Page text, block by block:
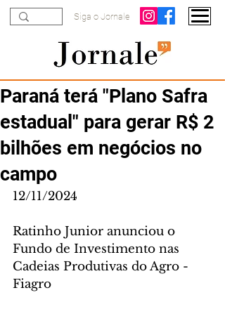
Siga o Jornale
Paraná terá "Plano Safra
estadual" para gerar R$ 2
bilhões em negócios no
campo
12/11/2024
Ratinho Junior anunciou o
Fundo de Investimento nas
Cadeias Produtivas do Agro -
Fiagro